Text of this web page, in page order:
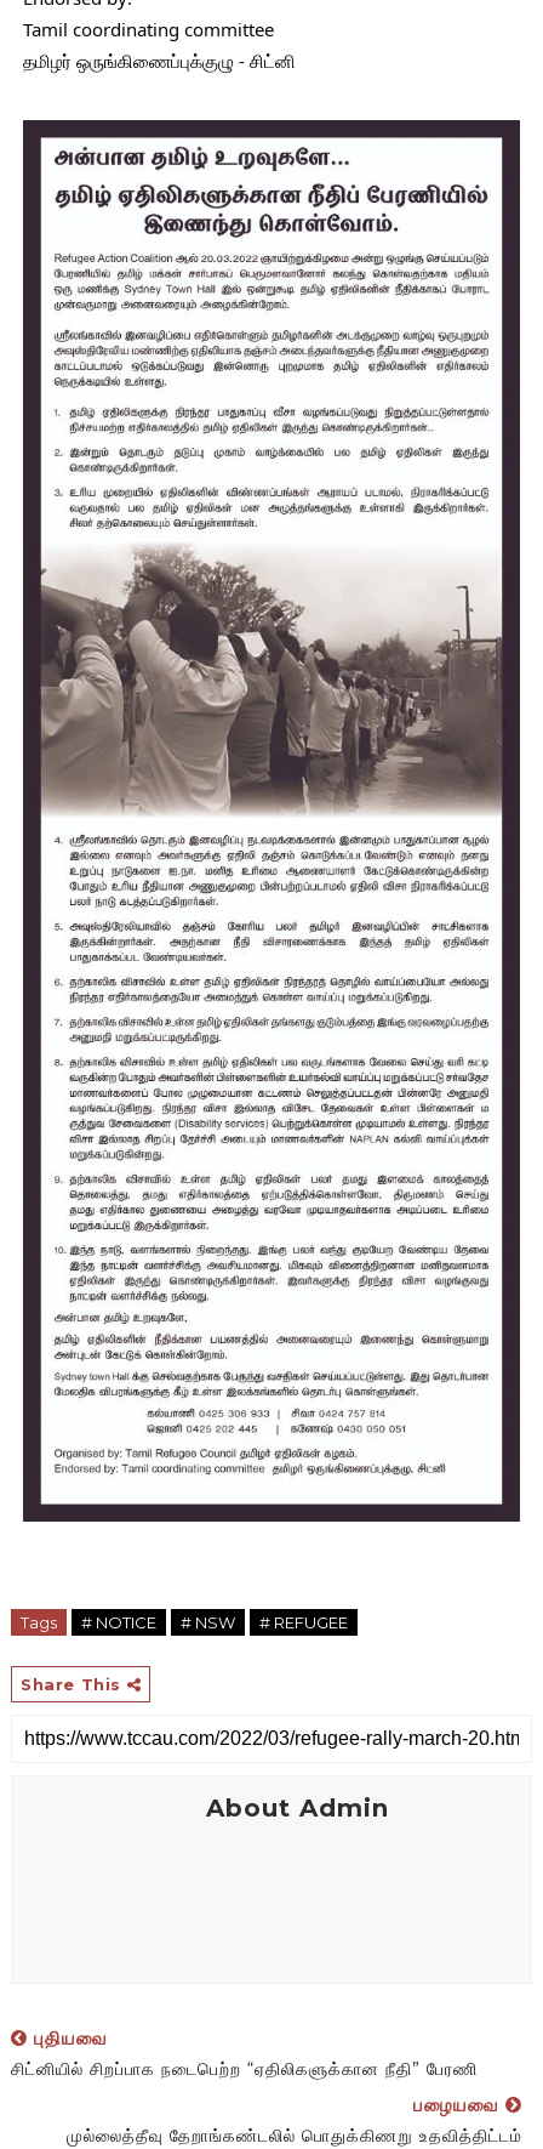
Tamil coordinating committee
தமிழர் ஒருங்கிணைப்புக்குழு - சிட்னி
Tags # NOTICE # NSW # REFUGEE
Share This
About Admin
புதியவை
சிட்னியில் சிறப்பாக நடைபெற்ற “ஏதிலிகளுக்கான நீதி” பேரணி
பழையவை
முல்லைத்தீவு தேறாங்கண்டலில் பொதுக்கிணறு உதவித்திட்டம்